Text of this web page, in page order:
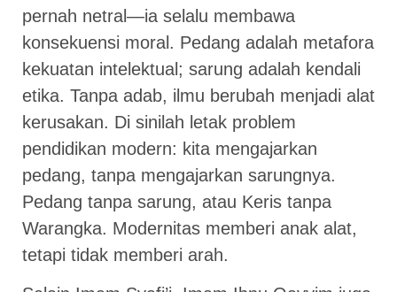
pernah netral—ia selalu membawa
konsekuensi moral. Pedang adalah metafora
kekuatan intelektual; sarung adalah kendali
etika. Tanpa adab, ilmu berubah menjadi alat
kerusakan. Di sinilah letak problem
pendidikan modern: kita mengajarkan
pedang, tanpa mengajarkan sarungnya.
Pedang tanpa sarung, atau Keris tanpa
Warangka. Modernitas memberi anak alat,
tetapi tidak memberi arah.